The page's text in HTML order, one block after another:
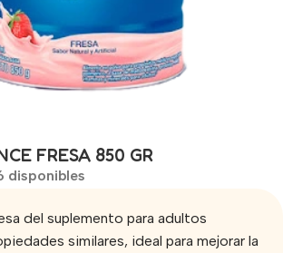
FRESA 850 GR
disponibles
del suplemento para adultos
similares, ideal para mejorar la